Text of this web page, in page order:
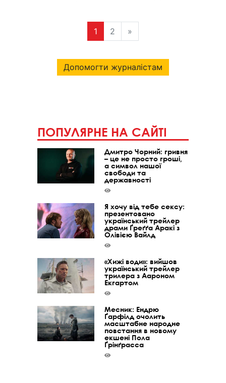
1 2 »
Допомогти журналістам
ПОПУЛЯРНЕ НА САЙТІ
Дмитро Чорний: гривня
– це не просто гроші,
а символ нашої
свободи та
державності
Я хочу від тебе сексу:
презентовано
український трейлер
драми Ґреґґа Аракі з
Олівією Вайлд
«Хижі води»: вийшов
український трейлер
трилера з Аароном
Екгартом
Месник: Ендрю
Ґарфілд очолить
масштабне народне
повстання в новому
екшені Пола
Ґрінґрасса